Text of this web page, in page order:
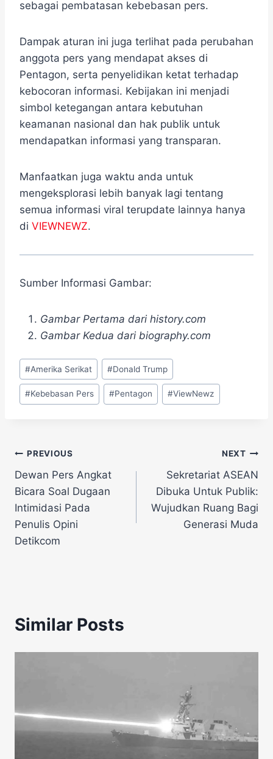
sebagai pembatasan kebebasan pers.
Dampak aturan ini juga terlihat pada perubahan
anggota pers yang mendapat akses di
Pentagon, serta penyelidikan ketat terhadap
kebocoran informasi. Kebijakan ini menjadi
simbol ketegangan antara kebutuhan
keamanan nasional dan hak publik untuk
mendapatkan informasi yang transparan.
Manfaatkan juga waktu anda untuk
mengeksplorasi lebih banyak lagi tentang
semua informasi viral terupdate lainnya hanya
di VIEWNEWZ.
Sumber Informasi Gambar:
Gambar Pertama dari history.com
Gambar Kedua dari biography.com
Post
Tags:
#Amerika Serikat #Donald Trump
#Kebebasan Pers #Pentagon #ViewNewz
Navigasi
pos
PREVIOUS
Dewan Pers Angkat
Bicara Soal Dugaan
Intimidasi Pada
Penulis Opini
Detikcom
NEXT
Sekretariat ASEAN
Dibuka Untuk Publik:
Wujudkan Ruang Bagi
Generasi Muda
Similar Posts